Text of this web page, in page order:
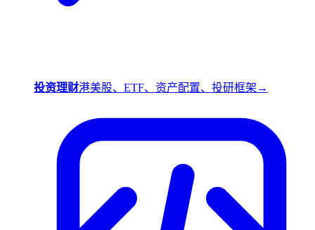
投资理财港美股、ETF、资产配置、投研框架 →